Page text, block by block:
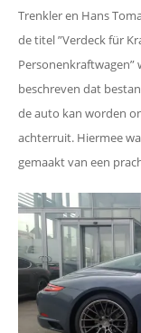
Trenkler en Hans
de titel ”Verdeck für
beschreven dat
de auto kan worden
achterruit. Hiermee
gemaakt van een